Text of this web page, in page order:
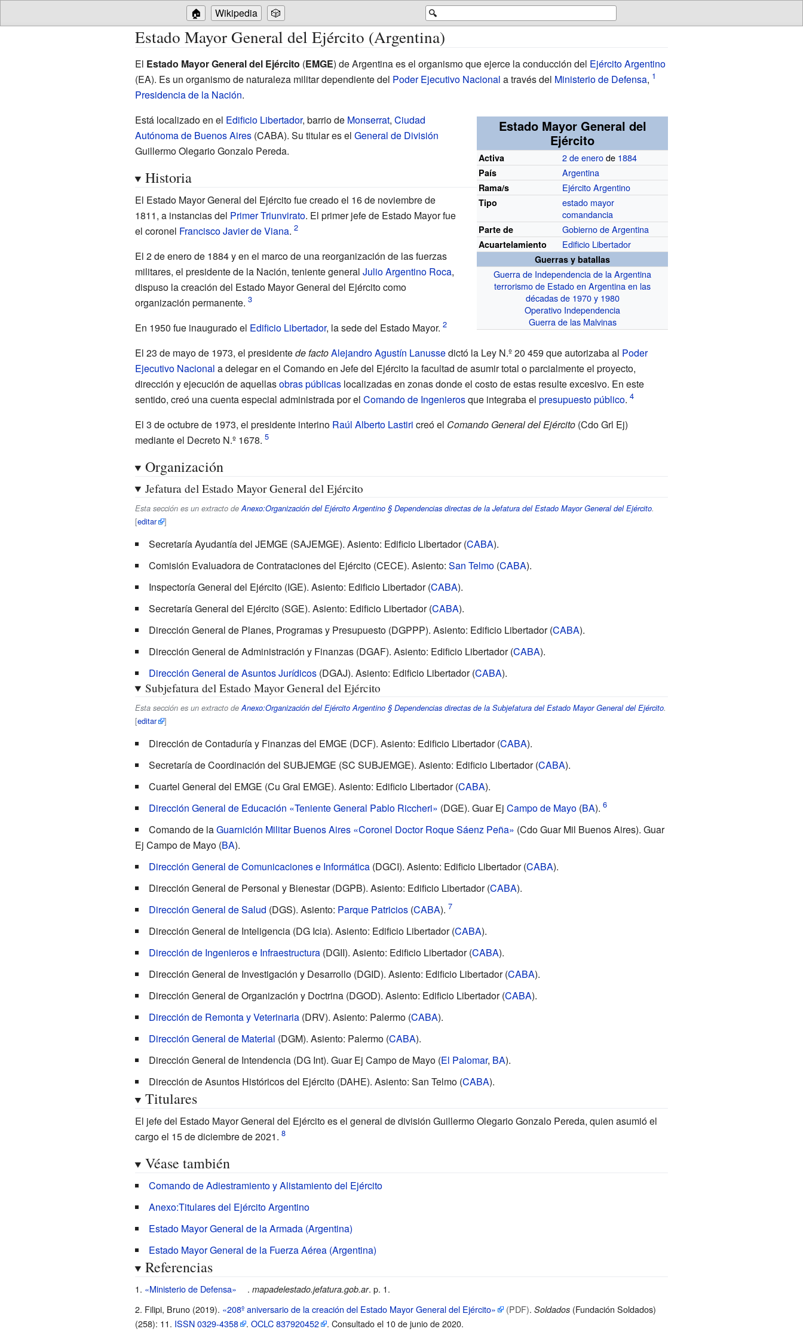
🔍
🏠 Wikipedia 🎲
Estado Mayor General del Ejército (Argentina)
El Estado Mayor General del Ejército (EMGE) de Argentina es el organismo que ejerce la conducción del Ejército Argentino
(EA). Es un organismo de naturaleza militar dependiente del Poder Ejecutivo Nacional a través del Ministerio de Defensa,
Presidencia de la Nación.
Estado Mayor General del
Ejército
Activa 2 de enerode 1884
País Argentina
Rama/s Ejército Argentino
Tipo
estado mayor
comandancia
Parte de Gobierno de Argentina
Acuartelamiento Edificio Libertador
Guerras y batallas
Guerra de Independencia de la Argentina
terrorismo de Estado en Argentina en las
décadas de 1970 y 1980
Operativo Independencia
Guerra de las Malvinas
Está localizado en el Edificio Libertador, barrio de Monserrat, Ciudad
Autónoma de Buenos Aires(CABA). Su titular es el General de División
Guillermo Olegario Gonzalo Pereda.
Historia
El Estado Mayor General del Ejército fue creado el 16 de noviembre de
1811, a instancias del Primer Triunvirato. El primer jefe de Estado Mayor fue
el coronel Francisco Javier de Viana.
El 2 de enero de 1884 y en el marco de una reorganización de las fuerzas
militares, el presidente de la Nación, teniente general Julio Argentino Roca,
dispuso la creación del Estado Mayor General del Ejército como
organización permanente.
En 1950 fue inaugurado el Edificio Libertador, la sede del Estado Mayor.
El 23 de mayo de 1973, el presidentede factoAlejandro Agustín Lanussedictó la Ley N.º 20 459 que autorizaba al Poder
Ejecutivo Nacional a delegar en el Comando en Jefe del Ejército la facultad de asumir total o parcialmente el proyecto,
dirección y ejecución de aquellasobras públicaslocalizadas en zonas donde el costo de estas resulte excesivo. En este
sentido, creó una cuenta especial administrada por el Comando de Ingenierosque integraba el presupuesto público.
El 3 de octubre de 1973, el presidente interino Raúl Alberto Lastiri creó el Comando General del Ejército(Cdo Grl Ej)
mediante el Decreto N.º 1678.
Organización
Jefatura del Estado Mayor General del Ejército
Esta sección es un extracto de Anexo:Organización del Ejército Argentino § Dependencias directas de la Jefatura del Estado Mayor General del Ejército.
[editar ]
Secretaría Ayudantía del JEMGE (SAJEMGE). Asiento: Edificio Libertador (CABA).
Comisión Evaluadora de Contrataciones del Ejército (CECE). Asiento: San Telmo(CABA).
Inspectoría General del Ejército (IGE). Asiento: Edificio Libertador (CABA).
Secretaría General del Ejército (SGE). Asiento: Edificio Libertador (CABA).
Dirección General de Planes, Programas y Presupuesto (DGPPP). Asiento: Edificio Libertador (CABA).
Dirección General de Administración y Finanzas (DGAF). Asiento: Edificio Libertador (CABA).
Dirección General de Asuntos Jurídicos(DGAJ). Asiento: Edificio Libertador (CABA).
Subjefatura del Estado Mayor General del Ejército
Esta sección es un extracto deAnexo:Organización del Ejército Argentino § Dependencias directas de la Subjefatura del Estado Mayor General del Ejército.
[editar ]
Dirección de Contaduría y Finanzas del EMGE (DCF). Asiento: Edificio Libertador (CABA).
Secretaría de Coordinación del SUBJEMGE (SC SUBJEMGE). Asiento: Edificio Libertador (CABA).
Cuartel General del EMGE (Cu Gral EMGE). Asiento: Edificio Libertador (CABA).
Dirección General de Educación «Teniente General Pablo Riccheri» (DGE). Guar Ej Campo de Mayo(BA).
Comando de laGuarnición Militar Buenos Aires «Coronel Doctor Roque Sáenz Peña» (Cdo Guar Mil Buenos Aires). Guar
Ej Campo de Mayo (BA).
Dirección General de Comunicaciones e Informática(DGCI). Asiento: Edificio Libertador (CABA).
Dirección General de Personal y Bienestar(DGPB). Asiento: Edificio Libertador (CABA).
Dirección General de Salud (DGS). Asiento: Parque Patricios(CABA).
Dirección General de Inteligencia(DG Icia). Asiento: Edificio Libertador (CABA).
Dirección de Ingenieros e Infraestructura(DGII). Asiento: Edificio Libertador (CABA).
Dirección General de Investigación y Desarrollo(DGID). Asiento: Edificio Libertador (CABA).
Dirección General de Organización y Doctrina(DGOD). Asiento: Edificio Libertador (CABA).
Dirección de Remonta y Veterinaria(DRV). Asiento: Palermo (CABA).
Dirección General de Material (DGM). Asiento: Palermo (CABA).
Dirección General de Intendencia(DG Int). Guar Ej Campo de Mayo (El Palomar, BA).
Dirección de Asuntos Históricos del Ejército(DAHE). Asiento: San Telmo (CABA).
Titulares
El jefe del Estado Mayor General del Ejército es el general de división Guillermo Olegario Gonzalo Pereda, quien asumió el
cargo el 15 de diciembre de 2021.
Véase también
Comando de Adiestramiento y Alistamiento del Ejército
Anexo:Titulares del Ejército Argentino
Estado Mayor General de la Armada (Argentina)
Estado Mayor General de la Fuerza Aérea (Argentina)
Referencias
«Ministerio de Defensa» . mapadelestado.jefatura.gob.ar. p. 1.
Filipi, Bruno (2019). «208º aniversario de la creación del Estado Mayor General del Ejército» (PDF). Soldados(Fundación Soldados)
(258): 11. ISSN 0329-4358 . OCLC 837920452 . Consultado el 10 de junio de 2020.